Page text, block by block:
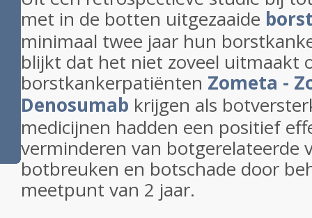
met in de botten uitgezaaide
minimaal twee jaar hun
blijkt dat het niet zoveel uitmaakt
borstkankerpatiënten Zometa -
Denosumab krijgen als
medicijnen hadden een positief
verminderen van botgerelateerde
botbreuken en botschade door
meetpunt van 2 jaar.